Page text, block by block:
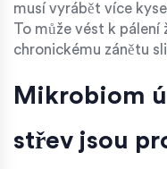
musí vyrábět více
To může vést k pálení
chronickému zánětu
Mikrobiom
střev jsou